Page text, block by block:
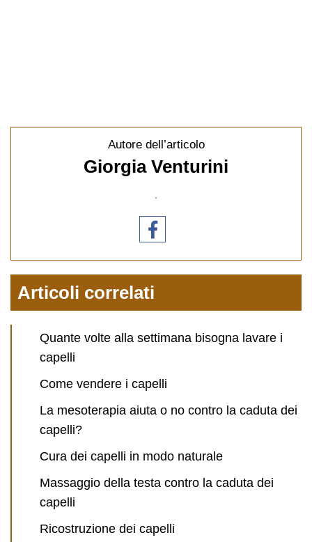
Autore dell’articolo
Giorgia Venturini
Articoli correlati
Quante volte alla settimana bisogna lavare i
capelli
Come vendere i capelli
La mesoterapia aiuta o no contro la caduta dei
capelli?
Cura dei capelli in modo naturale
Massaggio della testa contro la caduta dei
capelli
Ricostruzione dei capelli